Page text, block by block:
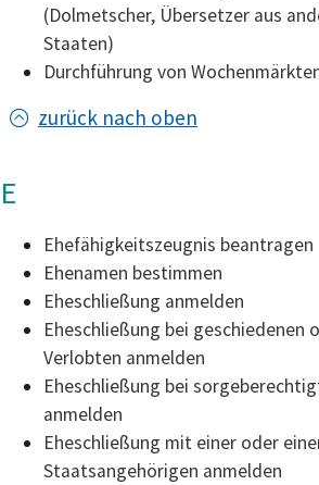
(Dolmetscher, Übersetzer aus
Staaten)
Durchführung von
zurück nach oben
E
Ehefähigkeitszeugnis beantragen
Ehenamen bestimmen
Eheschließung anmelden
Eheschließung bei geschiedenen
Verlobten anmelden
Eheschließung bei
anmelden
Eheschließung mit einer oder
Staatsangehörigen anmelden